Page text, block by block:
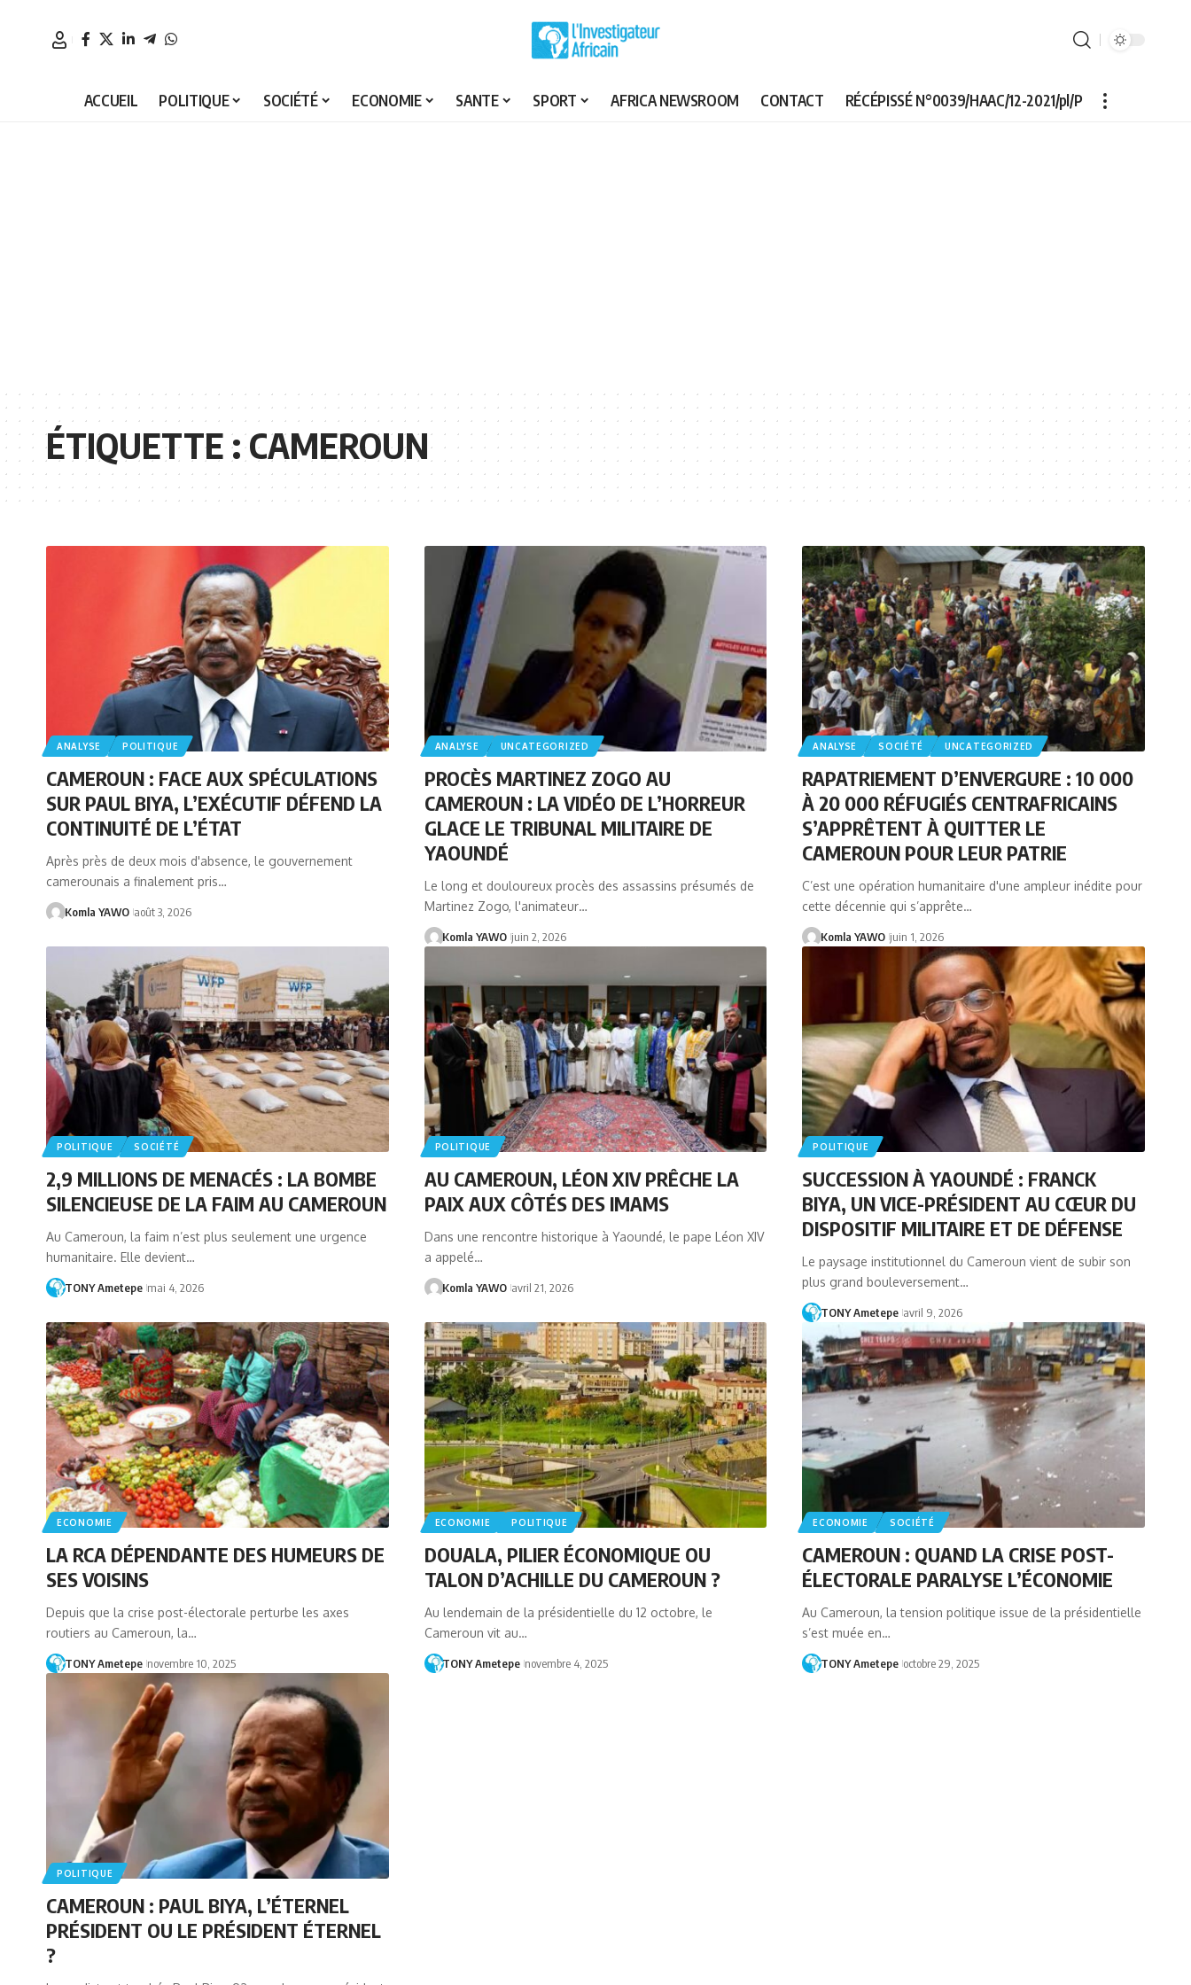
ACCUEIL POLITIQUE SOCIÉTÉ ECONOMIE SANTE SPORT AFRICA NEWSROOM CONTACT RÉCÉPISSÉ N°0039/HAAC/12-2021/pl/P
ÉTIQUETTE :CAMEROUN
ANALYSE POLITIQUE
CAMEROUN : FACE AUX SPÉCULATIONS
SUR PAUL BIYA, L’EXÉCUTIF DÉFEND LA
CONTINUITÉ DE L’ÉTAT
Après près de deux mois d'absence, le gouvernement
camerounais a finalement pris…
Komla YAWO août 3, 2026
ANALYSE UNCATEGORIZED
PROCÈS MARTINEZ ZOGO AU
CAMEROUN : LA VIDÉO DE L’HORREUR
GLACE LE TRIBUNAL MILITAIRE DE
YAOUNDÉ
Le long et douloureux procès des assassins présumés de
Martinez Zogo, l'animateur…
Komla YAWO juin 2, 2026
ANALYSE SOCIÉTÉ UNCATEGORIZED
RAPATRIEMENT D’ENVERGURE : 10 000
À 20 000 RÉFUGIÉS CENTRAFRICAINS
S’APPRÊTENT À QUITTER LE
CAMEROUN POUR LEUR PATRIE
C’est une opération humanitaire d'une ampleur inédite pour
cette décennie qui s’apprête…
Komla YAWO juin 1, 2026
POLITIQUE SOCIÉTÉ
2,9 MILLIONS DE MENACÉS : LA BOMBE
SILENCIEUSE DE LA FAIM AU CAMEROUN
Au Cameroun, la faim n’est plus seulement une urgence
humanitaire. Elle devient…
TONY Ametepe mai 4, 2026
POLITIQUE
AU CAMEROUN, LÉON XIV PRÊCHE LA
PAIX AUX CÔTÉS DES IMAMS
Dans une rencontre historique à Yaoundé, le pape Léon XIV
a appelé…
Komla YAWO avril 21, 2026
POLITIQUE
SUCCESSION À YAOUNDÉ : FRANCK
BIYA, UN VICE-PRÉSIDENT AU CŒUR DU
DISPOSITIF MILITAIRE ET DE DÉFENSE
Le paysage institutionnel du Cameroun vient de subir son
plus grand bouleversement…
TONY Ametepe avril 9, 2026
ECONOMIE
LA RCA DÉPENDANTE DES HUMEURS DE
SES VOISINS
Depuis que la crise post-électorale perturbe les axes
routiers au Cameroun, la…
TONY Ametepe novembre 10, 2025
ECONOMIE POLITIQUE
DOUALA, PILIER ÉCONOMIQUE OU
TALON D’ACHILLE DU CAMEROUN ?
Au lendemain de la présidentielle du 12 octobre, le
Cameroun vit au…
TONY Ametepe novembre 4, 2025
ECONOMIE SOCIÉTÉ
CAMEROUN : QUAND LA CRISE POST-
ÉLECTORALE PARALYSE L’ÉCONOMIE
Au Cameroun, la tension politique issue de la présidentielle
s’est muée en…
TONY Ametepe octobre 29, 2025
POLITIQUE
CAMEROUN : PAUL BIYA, L’ÉTERNEL
PRÉSIDENT OU LE PRÉSIDENT ÉTERNEL
?